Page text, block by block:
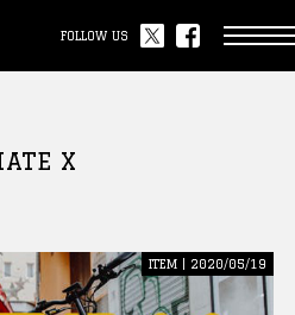
FOLLOW US
X
ITEM | 2020/05/19